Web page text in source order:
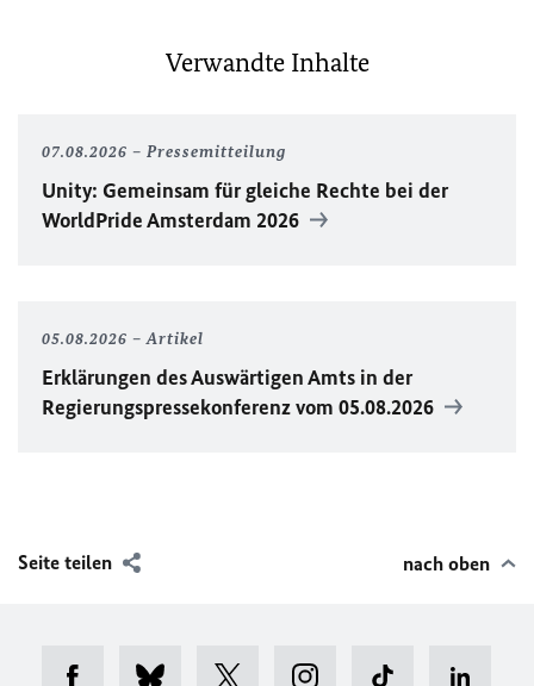
Verwandte Inhalte
07.08.2026 Pressemitteilung
Unity: Gemeinsam für gleiche Rechte bei der
WorldPrideAmsterdam 2026
05.08.2026 Artikel
Erklärungen des Auswärtigen Amts in der
Regierungspressekonferenz vom 05.08.2026
Seite teilen nach oben